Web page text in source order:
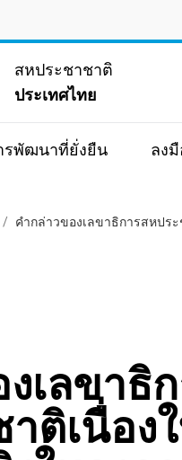
สหประชาชาติ
ประเทศไทย
รพัฒนาที่ยั่งยืน ลง
/ คำกล่าวของเลขาธิการสหปร
เลขาธิ
ติเนื่อง